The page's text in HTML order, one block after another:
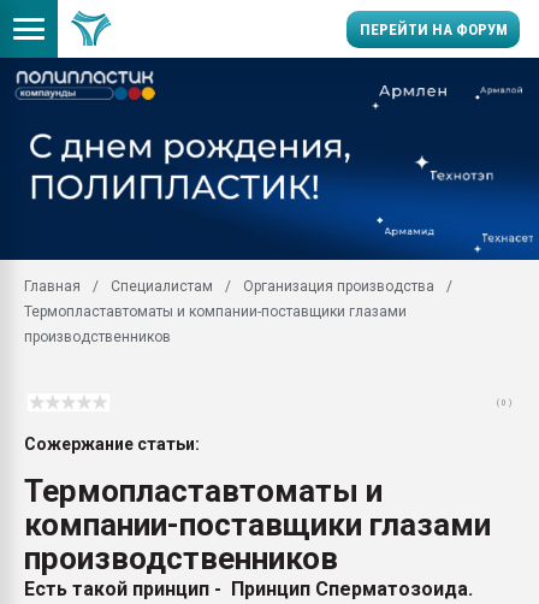
ПЕРЕЙТИ НА ФОРУМ
заводу пластмасс"
Помощь в подборе
28.07.2026
ситуацией на
Главная Специалистам
Организация производства
Термопластавтоматы и компании-поставщики глазами
производственников
( 0 )
Сожержание статьи:
Термопластавтоматы и
компании-поставщики глазами
производственников
Есть такой принцип - Принцип Сперматозоида.